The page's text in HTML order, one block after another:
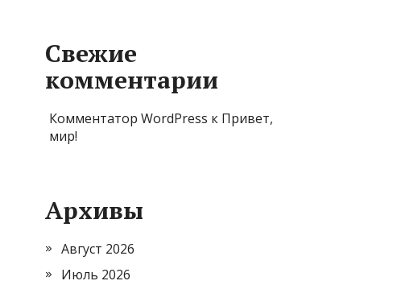
Свежие
комментарии
Комментатор WordPress к Привет,
мир!
Архивы
Август 2026
Июль 2026